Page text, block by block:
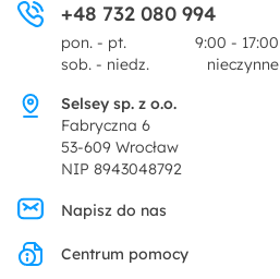
Dekoracje i akcesoria
Promocje
Zwroty
Pytania i odpowiedzi
Centrum prasowe
Regulamin
Polityka prywatności
Ustawienia prywatności
+48 732 080 994
pon. - pt.
9:00 - 17:00
sob. - niedz.
nieczynne
Selsey sp. z o.o.
Fabryczna 6
53-609 Wrocław
NIP 8943048792
Napisz do nas
Centrum pomocy